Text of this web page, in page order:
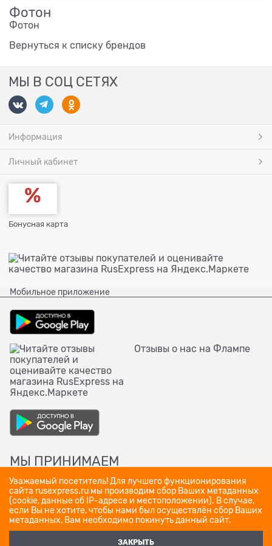
Фотон
Фотон
Вернуться к списку брендов
МЫ В СОЦ СЕТЯХ
Информация
Личный кабинет
Бонусная карта
Мобильное приложение
Отзывы о нас на Флампе
МЫ ПРИНИМАЕМ
Уважаемый посетитель! Для лучшего функционирования
сайта rusexpress.ru мы производим сбор Ваших метаданных
(cookie, данные об IP-адресе и местоположении). В случае,
если Вы не хотите, чтобы нами был осуществлён сбор Ваших
метаданных, Вам необходимо покинуть данный сайт.
ЗАКРЫТЬ